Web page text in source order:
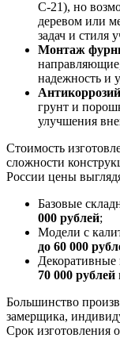
С-21), но
деревом или
задач и стиля
Монтаж
надежность и
грунт и
улучшения
Стоимость
сложности
России цены
Базовые
000 рублей;
Модели с
до 60 000
70 000 рублей
Большинство
замерщика,
Срок изготовления